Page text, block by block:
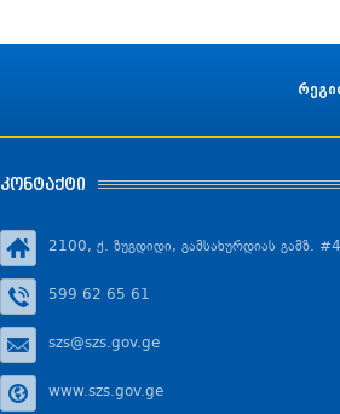
კონტაქტი
2100, ქ. ზუგდიდი, გამსახურდიას გამზ.
599 62 65 61
szs@szs.gov.ge
www.szs.gov.ge